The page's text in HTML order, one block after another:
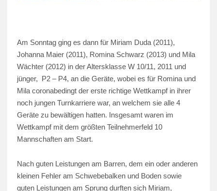
Am Sonntag ging es dann für Miriam Duda (2011),
Johanna Maier (2011), Romina Schwarz (2013) und Mila
Wächter (2012) in der Altersklasse W 10/11, 2011 und
jünger, P2 – P4, an die Geräte, wobei es für Romina und
Mila coronabedingt der erste richtige Wettkampf in ihrer
noch jungen Turnkarriere war, an welchem sie alle 4
Geräte zu bewältigen hatten. Insgesamt waren im
Wettkampf mit dem größten Teilnehmerfeld 10
Mannschaften am Start.
Nach guten Leistungen am Barren, dem ein oder anderen
kleinen Fehler am Schwebebalken und Boden sowie
guten Leistungen am Sprung durften sich Miriam,